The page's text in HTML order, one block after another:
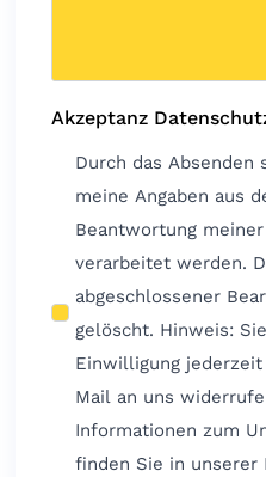
Akzeptanz
Durch das Absenden
meine Angaben aus
Beantwortung
verarbeitet werden.
abgeschlossener
gelöscht. Hinweis: Sie können Ihre
Einwilligung
Mail an uns
Informationen zum
finden Sie in unserer